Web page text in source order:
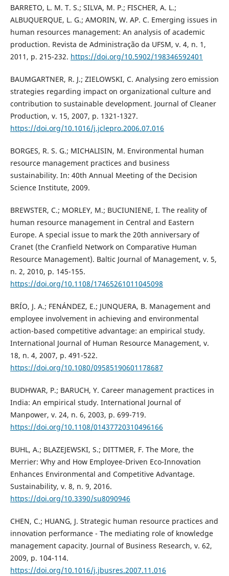
BARRETO, L. M. T. S.; SILVA, M. P.; FISCHER, A. L.;
ALBUQUERQUE, L. G.; AMORIN, W. AP. C. Emerging issues in
human resources management: An analysis of academic
production. Revista de Administração da UFSM, v. 4, n. 1,
2011, p. 215-232. https://doi.org/10.5902/198346592401
BAUMGARTNER, R. J.; ZIELOWSKI, C. Analysing zero emission
strategies regarding impact on organizational culture and
contribution to sustainable development. Journal of Cleaner
Production, v. 15, 2007, p. 1321-1327.
https://doi.org/10.1016/j.jclepro.2006.07.016
BORGES, R. S. G.; MICHALISIN, M. Environmental human
resource management practices and business
sustainability. In: 40th Annual Meeting of the Decision
Science Institute, 2009.
BREWSTER, C.; MORLEY, M.; BUCIUNIENE, I. The reality of
human resource management in Central and Eastern
Europe. A special issue to mark the 20th anniversary of
Cranet (the Cranfield Network on Comparative Human
Resource Management). Baltic Journal of Management, v. 5,
n. 2, 2010, p. 145-155.
https://doi.org/10.1108/17465261011045098
BRÍO, J. A.; FENÁNDEZ, E.; JUNQUERA, B. Management and
employee involvement in achieving and environmental
action-based competitive advantage: an empirical study.
International Journal of Human Resource Management, v.
18, n. 4, 2007, p. 491-522.
https://doi.org/10.1080/09585190601178687
BUDHWAR, P.; BARUCH, Y. Career management practices in
India: An empirical study. International Journal of
Manpower, v. 24, n. 6, 2003, p. 699-719.
https://doi.org/10.1108/01437720310496166
BUHL, A.; BLAZEJEWSKI, S.; DITTMER, F. The More, the
Merrier: Why and How Employee-Driven Eco-Innovation
Enhances Environmental and Competitive Advantage.
Sustainability, v. 8, n. 9, 2016.
https://doi.org/10.3390/su8090946
CHEN, C.; HUANG, J. Strategic human resource practices and
innovation performance - The mediating role of knowledge
management capacity. Journal of Business Research, v. 62,
2009, p. 104-114.
https://doi.org/10.1016/j.jbusres.2007.11.016